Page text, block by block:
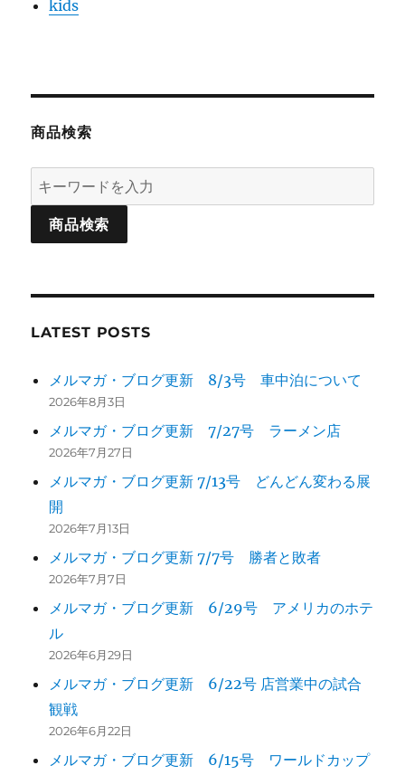
kids
商品検索
LATEST POSTS
メルマガ・ブログ更新 8/3号 車中泊について
2026年8月3日
メルマガ・ブログ更新 7/27号 ラーメン店
2026年7月27日
メルマガ・ブログ更新 7/13号 どんどん変わる展
開
2026年7月13日
メルマガ・ブログ更新 7/7号 勝者と敗者
2026年7月7日
メルマガ・ブログ更新 6/29号 アメリカのホテ
ル
2026年6月29日
メルマガ・ブログ更新 6/22号 店営業中の試合
観戦
2026年6月22日
メルマガ・ブログ更新 6/15号 ワールドカップ